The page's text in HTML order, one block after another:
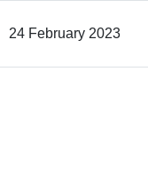
24 February 2023
Erdviniai